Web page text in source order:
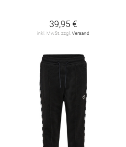
39,95 €
inkl. MwSt. zzgl. Versand